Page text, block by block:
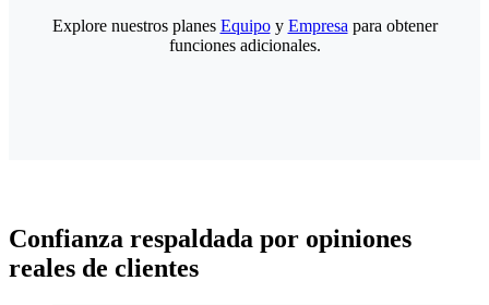
Explore nuestros planes Equipoy Empresa para obtener
funciones adicionales.
Confianza respaldada por opiniones
reales de clientes